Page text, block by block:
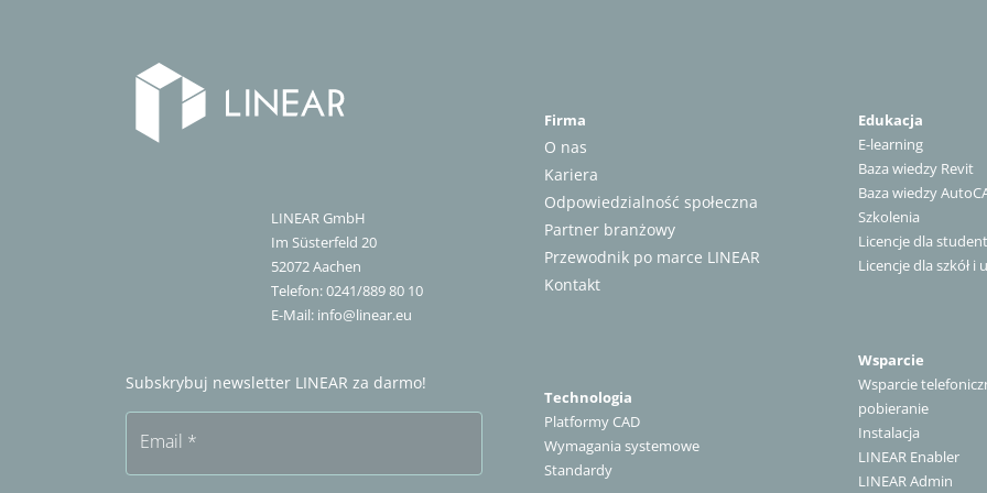
LINEAR GmbH
Im Süsterfeld 20
52072Aachen
Telefon:0241/889 80 10
E-Mail: info@linear.eu
Subskrybuj newsletter LINEAR za darmo!
Email *
Firma
O nas
Kariera
Odpowiedzialność społeczna
Partner branżowy
Przewodnik po marce LINEAR
Kontakt
Technologia
Platformy CAD
Wymagania systemowe
Standardy
Edukacja
E-learning
Baza wiedzy Revit
Baza wiedzy
Szkolenia
Licencje dla
Licencje dla szkół i
Wsparcie
Wsparcie
pobieranie
Instalacja
LINEAR Enabler
LINEAR Admin